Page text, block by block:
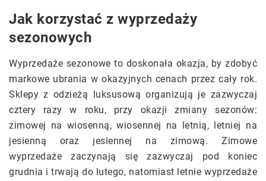
Jak korzystać z wyprzedaży
sezonowych
Wyprzedaże sezonowe to doskonała okazja, by zdobyć
markowe ubrania w okazyjnych cenach przez cały rok.
Sklepy z odzieżą luksusową organizują je zazwyczaj
cztery razy w roku, przy okazji zmiany sezonów:
zimowej na wiosenną, wiosennej na letnią, letniej na
jesienną oraz jesiennej na zimową. Zimowe
wyprzedaże zaczynają się zazwyczaj pod koniec
grudnia i trwają do lutego, natomiast letnie wyprzedaże